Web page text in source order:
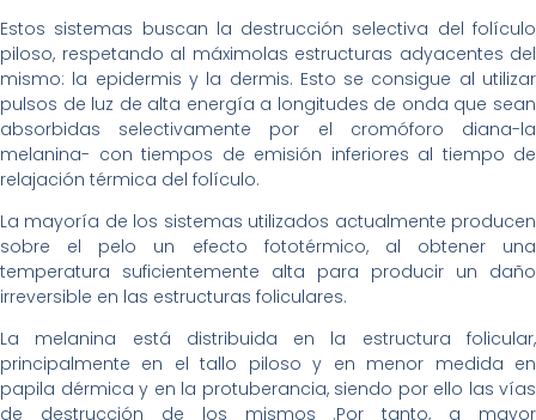
Estos sistemas buscan la destrucción selectiva del folículo
piloso, respetando al máximolas estructuras adyacentes del
mismo: la epidermis y la dermis. Esto se consigue al utilizar
pulsos de luz de alta energía a longitudes de onda que sean
absorbidas selectivamente por el cromóforo diana-la
melanina- con tiempos de emisión inferiores al tiempo de
relajación térmica del folículo.
La mayoría de los sistemas utilizados actualmente producen
sobre el pelo un efecto fototérmico, al obtener una
temperatura suficientemente alta para producir un daño
irreversible en las estructuras foliculares.
La melanina está distribuida en la estructura folicular,
principalmente en el tallo piloso y en menor medida en
papila dérmica y en la protuberancia, siendo por ello las vías
de destrucción de los mismos .Por tanto, a mayor